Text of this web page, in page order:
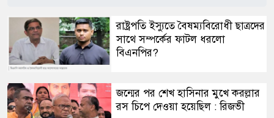
রাষ্ট্রপতি ইস্যুতে বৈষম্যবিরোধী ছাত্রদের
সাথে সম্পর্কের ফাটল ধরলো
বিএনপির?
​জন্মের পর শেখ হাসিনার মুখে করল্লার
রস চিপে দেওয়া হয়েছিল : রিজভী